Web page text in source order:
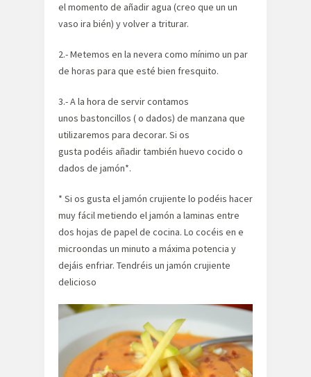
el momento de añadir agua (creo que un un
vaso ira bién) y volver a triturar.
2.- Metemos en la nevera como mínimo un par
de horas para que esté bien fresquito.
3.- A la hora de servir contamos
unos bastoncillos ( o dados) de manzana que
utilizaremos para decorar. Si os
gusta podéis añadir también huevo cocido o
dados de jamón*.
* Si os gusta el jamón crujiente lo podéis hacer
muy fácil metiendo el jamón a laminas entre
dos hojas de papel de cocina. Lo cocéis en e
microondas un minuto a máxima potencia y
dejáis enfriar. Tendréis un jamón crujiente
delicioso